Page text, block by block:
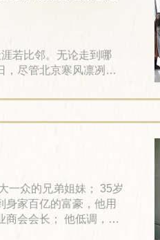
若比邻。无论走到哪
尽管北京寒风凛冽，
身家百亿的富豪，他用
商会会长； 他低调，你